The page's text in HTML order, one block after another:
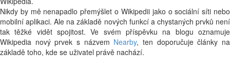
Nikdy by mě nenapadlo přemýšlet o Wikipedii jako o sociální síti nebo
mobilní aplikaci. Ale na základě nových funkcí a chystaných prvků není
tak těžké vidět spojitost. Ve svém příspěvku na blogu oznamuje
Wikipedia nový prvek s názvem Nearby, ten doporučuje články na
základě toho, kde se uživatel právě nachází.